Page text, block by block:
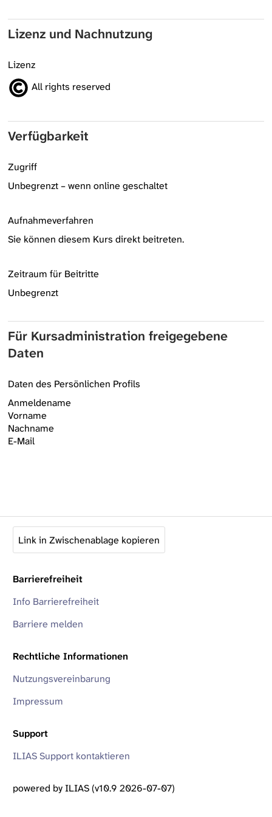
Lizenz und Nachnutzung
Lizenz
All rights reserved
Verfügbarkeit
Zugriff
Unbegrenzt – wenn online geschaltet
Aufnahmeverfahren
Sie können diesem Kurs direkt beitreten.
Zeitraum für Beitritte
Unbegrenzt
Für Kursadministration freigegebene
Daten
Daten des Persönlichen Profils
Anmeldename
Vorname
Nachname
E-Mail
Link in Zwischenablage kopieren
Barrierefreiheit
Info Barrierefreiheit
Barriere melden
Rechtliche Informationen
Nutzungsvereinbarung
Impressum
Support
ILIAS Support kontaktieren
powered by ILIAS (v10.9 2026-07-07)